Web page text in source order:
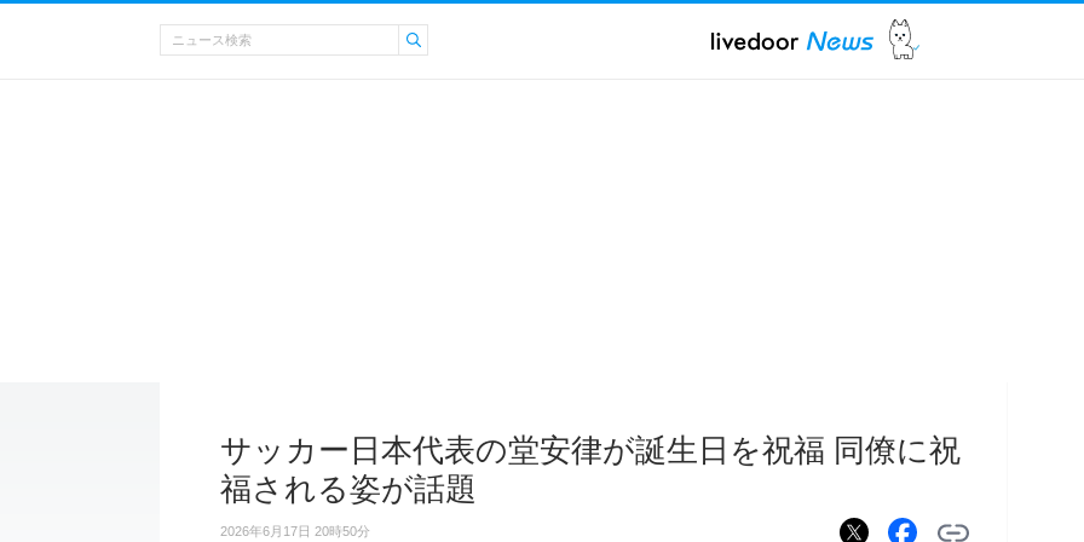
サッカー日本代表の堂安律が誕生日を祝福 同僚に祝
福される姿が話題
2026年6月17日 20時50分